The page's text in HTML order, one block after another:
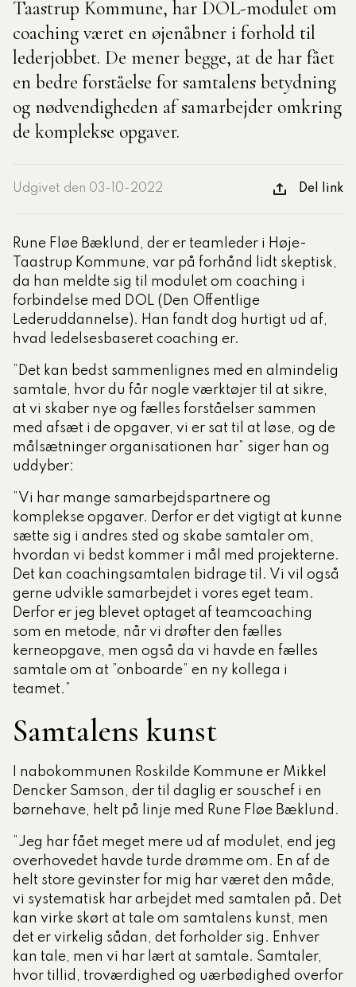
Taastrup Kommune, har DOL-modulet om
coaching været en øjenåbner i forhold til
lederjobbet. De mener begge, at de har fået
en bedre forståelse for samtalens betydning
og nødvendigheden af samarbejder omkring
de komplekse opgaver.
Udgivet den 03-10-2022 Del link
Rune Fløe Bæklund, der er teamleder i Høje-
Taastrup Kommune, var på forhånd lidt skeptisk,
da han meldte sig til modulet om coaching i
forbindelse med DOL (Den Offentlige
Lederuddannelse). Han fandt dog hurtigt ud af,
hvad ledelsesbaseret coaching er.
”Det kan bedst sammenlignes med en almindelig
samtale, hvor du får nogle værktøjer til at sikre,
at vi skaber nye og fælles forståelser sammen
med afsæt i de opgaver, vi er sat til at løse, og de
målsætninger organisationen har” siger han og
uddyber:
”Vi har mange samarbejdspartnere og
komplekse opgaver. Derfor er det vigtigt at kunne
sætte sig i andres sted og skabe samtaler om,
hvordan vi bedst kommer i mål med projekterne.
Det kan coachingsamtalen bidrage til. Vi vil også
gerne udvikle samarbejdet i vores eget team.
Derfor er jeg blevet optaget af teamcoaching
som en metode, når vi drøfter den fælles
kerneopgave, men også da vi havde en fælles
samtale om at ”onboarde” en ny kollega i
teamet.”
Samtalens kunst
I nabokommunen Roskilde Kommune er Mikkel
Dencker Samson, der til daglig er souschef i en
børnehave, helt på linje med Rune Fløe Bæklund.
”Jeg har fået meget mere ud af modulet, end jeg
overhovedet havde turde drømme om. En af de
helt store gevinster for mig har været den måde,
vi systematisk har arbejdet med samtalen på. Det
kan virke skørt at tale om samtalens kunst, men
det er virkelig sådan, det forholder sig. Enhver
kan tale, men vi har lært at samtale. Samtaler,
hvor tillid, troværdighed og uærbødighed overfor
Formidler- og
moduler – Kommunom